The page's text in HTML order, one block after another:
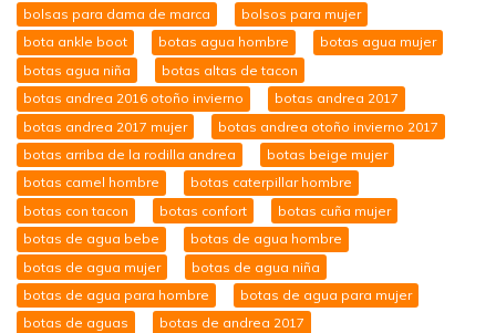
bolsas para dama de marca
bolsos para mujer
bota ankle boot
botas agua hombre
botas agua mujer
botas agua niña
botas altas de tacon
botas andrea 2016 otoño invierno
botas andrea 2017
botas andrea 2017 mujer
botas andrea otoño invierno 2017
botas arriba de la rodilla andrea
botas beige mujer
botas camel hombre
botas caterpillar hombre
botas con tacon
botas confort
botas cuña mujer
botas de agua bebe
botas de agua hombre
botas de agua mujer
botas de agua niña
botas de agua para hombre
botas de agua para mujer
botas de aguas
botas de andrea 2017